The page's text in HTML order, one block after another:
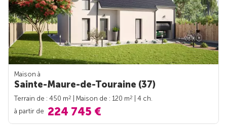
Maison à
Sainte-Maure-de-Touraine (37)
Terrain de : 450 m2 | Maison de : 120 m2
| 4 ch.
à partir de 224 745 €